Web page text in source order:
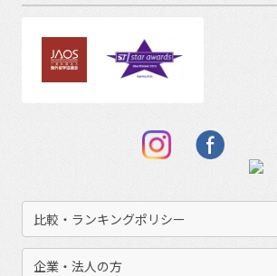
比較・ランキングポリシー
企業・法人の方